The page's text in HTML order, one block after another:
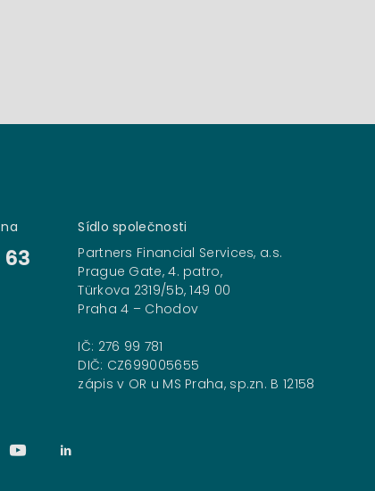
Sídlo společnosti
Partners Financial Services, a.s.
Prague Gate, 4. patro,
Türkova 2319/5b, 149 00
Praha 4 – Chodov
IČ: 276 99 781
DIČ: CZ699005655
zápis v OR u MS Praha, sp.zn. B 12158